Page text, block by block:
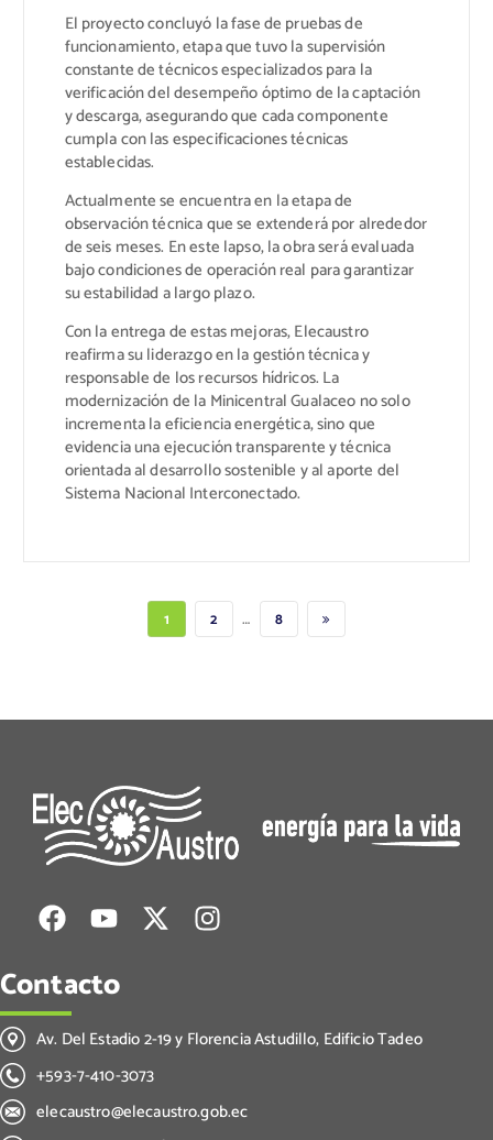
El proyecto concluyó la fase de pruebas de
funcionamiento, etapa que tuvo la supervisión
constante de técnicos especializados para la
verificación del desempeño óptimo de la captación
y descarga, asegurando que cada componente
cumpla con las especificaciones técnicas
establecidas.
Actualmente se encuentra en la etapa de
observación técnica que se extenderá por alrededor
de seis meses. En este lapso, la obra será evaluada
bajo condiciones de operación real para garantizar
su estabilidad a largo plazo.
Con la entrega de estas mejoras, Elecaustro
reafirma su liderazgo en la gestión técnica y
responsable de los recursos hídricos. La
modernización de la Minicentral Gualaceo no solo
incrementa la eficiencia energética, sino que
evidencia una ejecución transparente y técnica
orientada al desarrollo sostenible y al aporte del
Sistema Nacional Interconectado.
1 2 … 8
Contacto
Av. Del Estadio 2-19 y Florencia Astudillo, Edificio Tadeo
+593-7-410-3073
elecaustro@elecaustro.gob.ec